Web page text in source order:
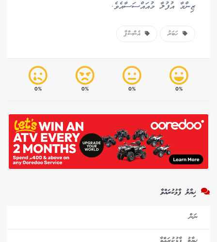
ޒިންމާ އުފުލާ މުއައްސަސާއެވެ.
ހަބަރު އެންސްޕާ
0%
0%
0%
0%
ޚިޔާލު ފާޅުކުރައްވާ